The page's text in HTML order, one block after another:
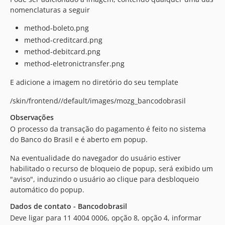
nomenclaturas a seguir
method-boleto.png
method-creditcard.png
method-debitcard.png
method-eletronictransfer.png
E adicione a imagem no diretório do seu template
/skin/frontend//default/images/mozg_bancodobrasil
Observações
O processo da transação do pagamento é feito no sistema
do Banco do Brasil e é aberto em popup.
Na eventualidade do navegador do usuário estiver
habilitado o recurso de bloqueio de popup, será exibido um
"aviso", induzindo o usuário ao clique para desbloqueio
automático do popup.
Dados de contato - Bancodobrasil
Deve ligar para 11 4004 0006, opção 8, opção 4, informar